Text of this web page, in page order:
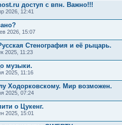
доступ с впн. Важно!!!
2026, 12:41
2026, 15:07
Стенография и её рыцарь.
2025, 11:23
музыки.
2025, 11:16
Ходорковскому. Мир возможен.
2025, 07:24
о Цукенг.
2025, 15:01